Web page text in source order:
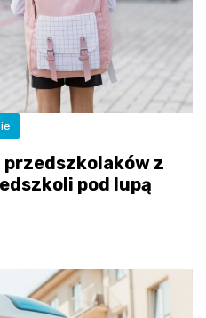
z
pod lupą